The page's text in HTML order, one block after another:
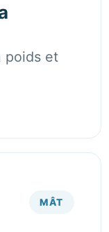
poids et
MÂT